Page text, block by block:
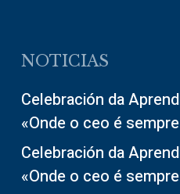
NOTICIAS
Celebración da
«Onde o ceo é
Celebración da
«Onde o ceo é